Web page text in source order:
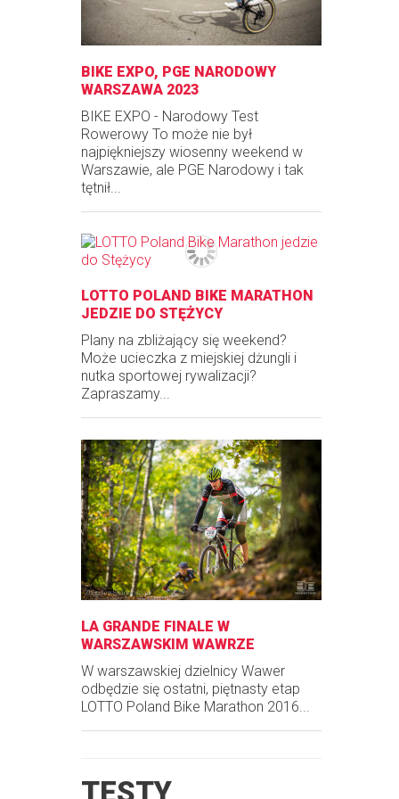
BIKE EXPO, PGE NARODOWY
WARSZAWA 2023
BIKE EXPO - Narodowy Test
Rowerowy To może nie był
najpiękniejszy wiosenny weekend w
Warszawie, ale PGE Narodowy i tak
tętnił...
LOTTO POLAND BIKE MARATHON
JEDZIE DO STĘŻYCY
Plany na zbliżający się weekend?
Może ucieczka z miejskiej dżungli i
nutka sportowej rywalizacji?
Zapraszamy...
LA GRANDE FINALE W
WARSZAWSKIM WAWRZE
W warszawskiej dzielnicy Wawer
odbędzie się ostatni, piętnasty etap
LOTTO Poland Bike Marathon 2016...